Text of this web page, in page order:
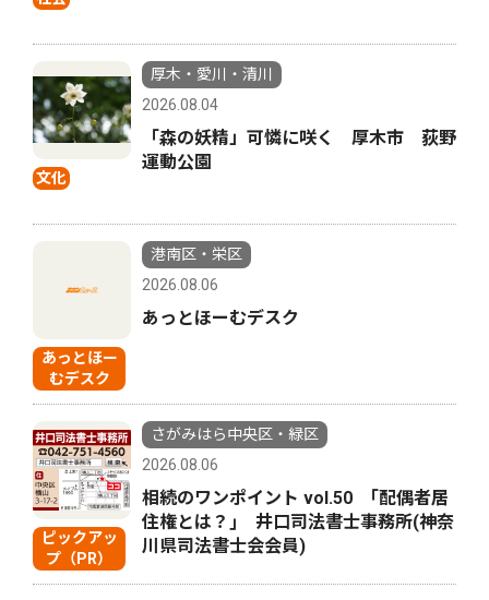
文化
厚木・愛川・清川
2026.08.04
「森の妖精」可憐に咲く 厚木市 荻野
運動公園
あっとほー
むデスク
港南区・栄区
2026.08.06
あっとほーむデスク
ピックアッ
プ（PR）
さがみはら中央区・緑区
2026.08.06
相続のワンポイント vol.50 ｢配偶者居
住権とは？｣ 井口司法書士事務所(神奈
川県司法書士会会員)